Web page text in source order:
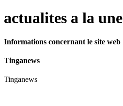
actualites a la une
Informations concernant le site web
Tinganews
Tinganews